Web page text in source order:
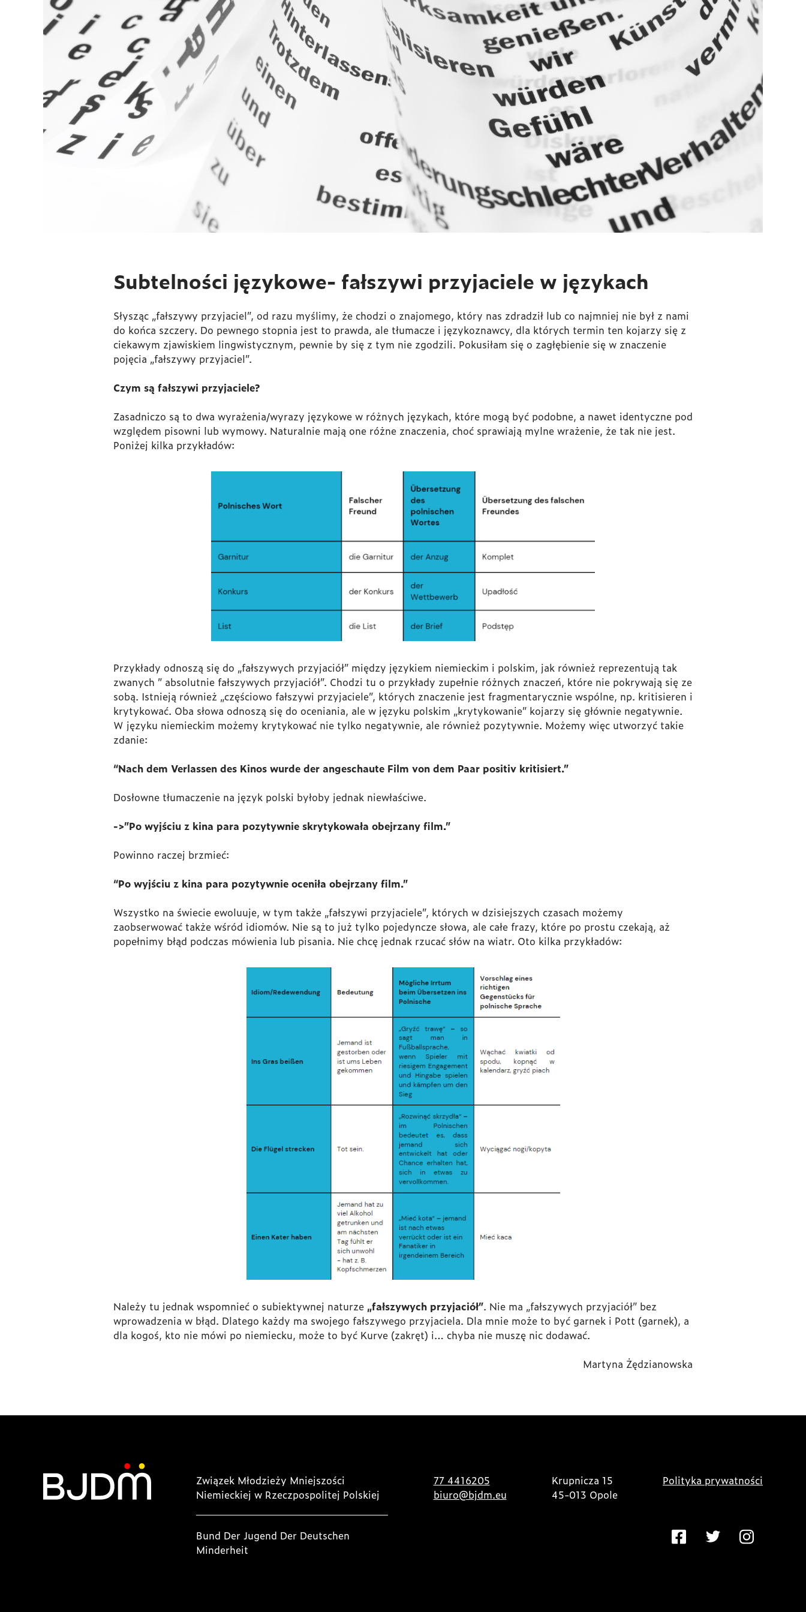
Subtelności językowe- fałszywi przyjaciele w językach
Słysząc „fałszywy przyjaciel”, od razu myślimy, że chodzi o znajomego, który nas zdradził lub co najmniej nie był z nami
do końca szczery. Do pewnego stopnia jest to prawda, ale tłumacze i językoznawcy, dla których termin ten kojarzy się z
ciekawym zjawiskiem lingwistycznym, pewnie by się z tym nie zgodzili. Pokusiłam się o zagłębienie się w znaczenie
pojęcia „fałszywy przyjaciel”.
Czym są fałszywi przyjaciele?
Zasadniczo są to dwa wyrażenia/wyrazy językowe w różnych językach, które mogą być podobne, a nawet identyczne pod
względem pisowni lub wymowy. Naturalnie mają one różne znaczenia, choć sprawiają mylne wrażenie, że tak nie jest.
Poniżej kilka przykładów:
Przykłady odnoszą się do „fałszywych przyjaciół” między językiem niemieckim i polskim, jak również reprezentują tak
zwanych ” absolutnie fałszywych przyjaciół”. Chodzi tu o przykłady zupełnie różnych znaczeń, które nie pokrywają się ze
sobą. Istnieją również „częściowo fałszywi przyjaciele”, których znaczenie jest fragmentarycznie wspólne, np. kritisieren i
krytykować. Oba słowa odnoszą się do oceniania, ale w języku polskim „krytykowanie” kojarzy się głównie negatywnie.
W języku niemieckim możemy krytykować nie tylko negatywnie, ale również pozytywnie. Możemy więc utworzyć takie
zdanie:
“Nach dem Verlassen des Kinos wurde der angeschaute Film von dem Paar positiv kritisiert.”
Dosłowne tłumaczenie na język polski byłoby jednak niewłaściwe.
->”Po wyjściu z kina para pozytywnie skrytykowała obejrzany film.”
Powinno raczej brzmieć:
“Po wyjściu z kina para pozytywnie oceniła obejrzany film.”
Wszystko na świecie ewoluuje, w tym także „fałszywi przyjaciele”, których w dzisiejszych czasach możemy
zaobserwować także wśród idiomów. Nie są to już tylko pojedyncze słowa, ale całe frazy, które po prostu czekają, aż
popełnimy błąd podczas mówienia lub pisania. Nie chcę jednak rzucać słów na wiatr. Oto kilka przykładów:
Należy tu jednak wspomnieć o subiektywnej naturze „fałszywych przyjaciół”. Nie ma „fałszywych przyjaciół” bez
wprowadzenia w błąd. Dlatego każdy ma swojego fałszywego przyjaciela. Dla mnie może to być garnek i Pott (garnek), a
dla kogoś, kto nie mówi po niemiecku, może to być Kurve (zakręt) i… chyba nie muszę nic dodawać.
Martyna Żędzianowska
Związek Młodzieży Mniejszości
Niemieckiej w Rzeczpospolitej Polskiej
Bund Der Jugend Der Deutschen
Minderheit
77 4416205
biuro@bjdm.eu
Krupnicza 15
45-013 Opole
Polityka prywatności